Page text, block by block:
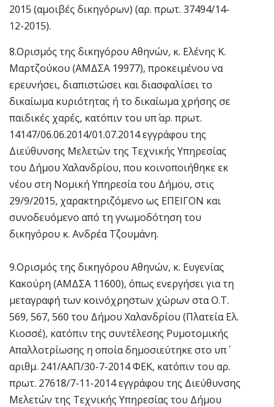
2015 (αμοιβές δικηγόρων) (αρ. πρωτ. 37494/14-
12-2015).
8.Ορισμός της δικηγόρου Αθηνών, κ. Ελένης Κ.
Μαρτζούκου (ΑΜΔΣΑ 19977), προκειμένου να
ερευνήσει, διαπιστώσει και διασφαλίσει το
δικαίωμα κυριότητας ή το δικαίωμα χρήσης σε
παιδικές χαρές, κατόπιν του υπ΄ αρ. πρωτ.
14147/06.06.2014/01.07.2014 εγγράφου της
Διεύθυνσης Μελετών της Τεχνικής Υπηρεσίας
του Δήμου Χαλανδρίου, που κοινοποιήθηκε εκ
νέου στη Νομική Υπηρεσία του Δήμου, στις
29/9/2015, χαρακτηριζόμενο ως ΕΠΕΙΓΟΝ και
συνοδευόμενο από τη γνωμοδότηση του
δικηγόρου κ. Ανδρέα Τζουμάνη.
9.Ορισμός της δικηγόρου Αθηνών, κ. Ευγενίας
Κακούρη (ΑΜΔΣΑ 11600), όπως ενεργήσει για τη
μεταγραφή των κοινόχρηστων χώρων στα Ο.Τ.
569, 567, 560 του Δήμου Χαλανδρίου (Πλατεία Ελ.
Κιοσσέ), κατόπιν της συντέλεσης Ρυμοτομικής
Απαλλοτρίωσης η οποία δημοσιεύτηκε στο υπ΄
αριθμ. 241/ΑΑΠ/30-7-2014 ΦΕΚ, κατόπιν του αρ.
πρωτ. 27618/7-11-2014 εγγράφου της Διεύθυνσης
Μελετών της Τεχνικής Υπηρεσίας του Δήμου